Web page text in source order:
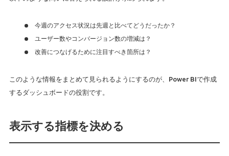
今週のアクセス状況は先週と比べてどうだったか？
ユーザー数やコンバージョン数の増減は？
改善につなげるために注目すべき箇所は？
このような情報をまとめて見られるようにするのが、Power BIで作成
するダッシュボードの役割です。
表示する指標を決める